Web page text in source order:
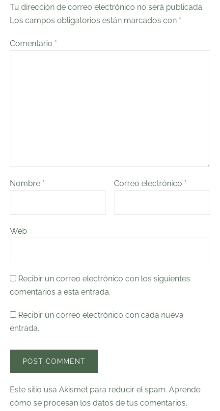
Tu dirección de correo electrónico no será publicada.
Los campos obligatorios están marcados con *
Comentario *
Nombre * Correo electrónico *
Web
Recibir un correo electrónico con los siguientes
comentarios a esta entrada.
Recibir un correo electrónico con cada nueva
entrada.
Este sitio usa Akismet para reducir el spam. Aprende
cómo se procesan los datos de tus comentarios.